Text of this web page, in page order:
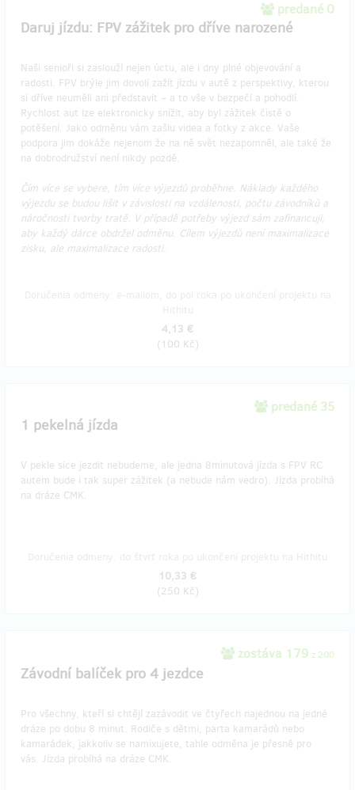
predané 0
Daruj jízdu: FPV zážitek pro dříve narozené
Naši senioři si zaslouží nejen úctu, ale i dny plné objevování a
radosti. FPV brýle jim dovolí zažít jízdu v autě z perspektivy, kterou
si dříve neuměli ani představit – a to vše v bezpečí a pohodlí.
Rychlost aut lze elektronicky snížit, aby byl zážitek čistě o
potěšení. Jako odměnu vám zašlu videa a fotky z akce. Vaše
podpora jim dokáže nejenom že na ně svět nezapomněl, ale také že
na dobrodružství není nikdy pozdě.
Čím více se vybere, tím více výjezdů proběhne. Náklady každého
výjezdu se budou lišit v závislosti na vzdálenosti, počtu závodníků a
náročnosti tvorby tratě. V případě potřeby výjezd sám zafinancuji,
aby každý dárce obdržel odměnu. Cílem výjezdů není maximalizace
zisku, ale maximalizace radosti.
4,13 €
(100 Kč)
predané 35
1 pekelná jízda
V pekle sice jezdit nebudeme, ale jedna 8minutová jízda s FPV RC
autem bude i tak super zážitek (a nebude nám vedro). Jízda probíhá
na dráze CMK.
10,33 €
(250 Kč)
zostáva 179 z 200
Závodní balíček pro 4 jezdce
Pro všechny, kteří si chtějí zazávodit ve čtyřech najednou na jedné
dráze po dobu 8 minut. Rodiče s dětmi, parta kamarádů nebo
kamarádek, jakkoliv se namixujete, tahle odměna je přesně pro
vás. Jízda probíhá na dráze CMK.